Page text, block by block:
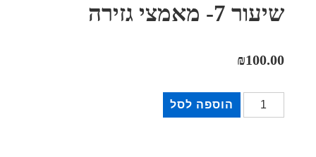
שיעור 7- מאמצי גזירה
₪100.00
כמות
של
הוספה לסל